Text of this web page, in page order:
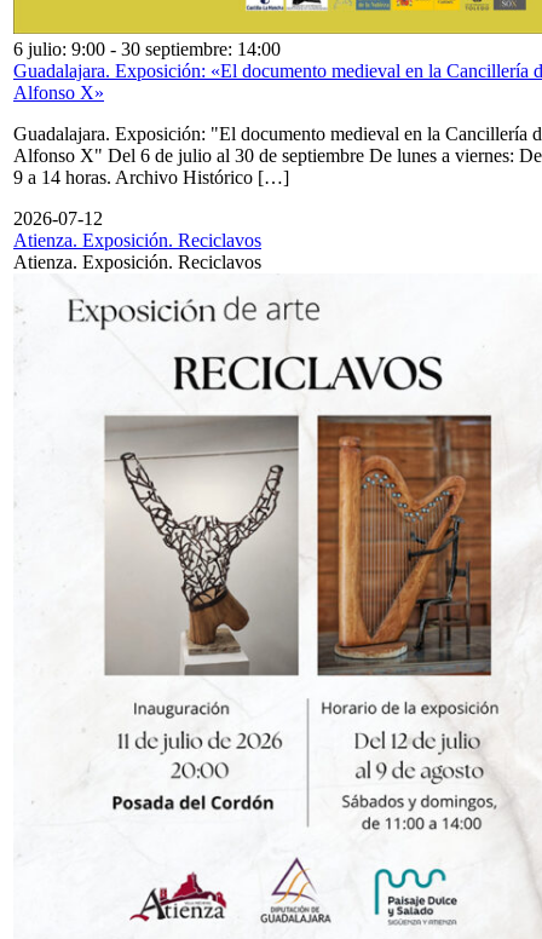
6 julio: 9:00 - 30 septiembre: 14:00
Guadalajara. Exposición: «El documento medieval en la Cancillería
Alfonso X»
Guadalajara. Exposición: "El documento medieval en la Cancillería
Alfonso X" Del 6 de julio al 30 de septiembre De lunes a viernes: De
9 a 14 horas. Archivo Histórico […]
2026-07-12
Atienza. Exposición. Reciclavos
Atienza. Exposición. Reciclavos